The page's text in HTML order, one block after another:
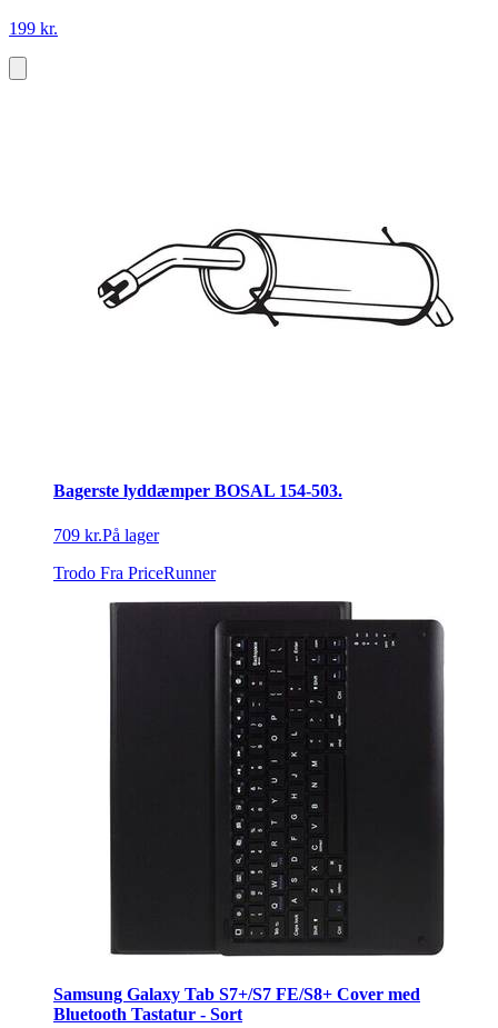
199 kr.
Bagerste lyddæmper BOSAL 154-503.
709 kr.På lager
Trodo Fra PriceRunner
Samsung Galaxy Tab S7+/S7 FE/S8+ Cover med
Bluetooth Tastatur - Sort